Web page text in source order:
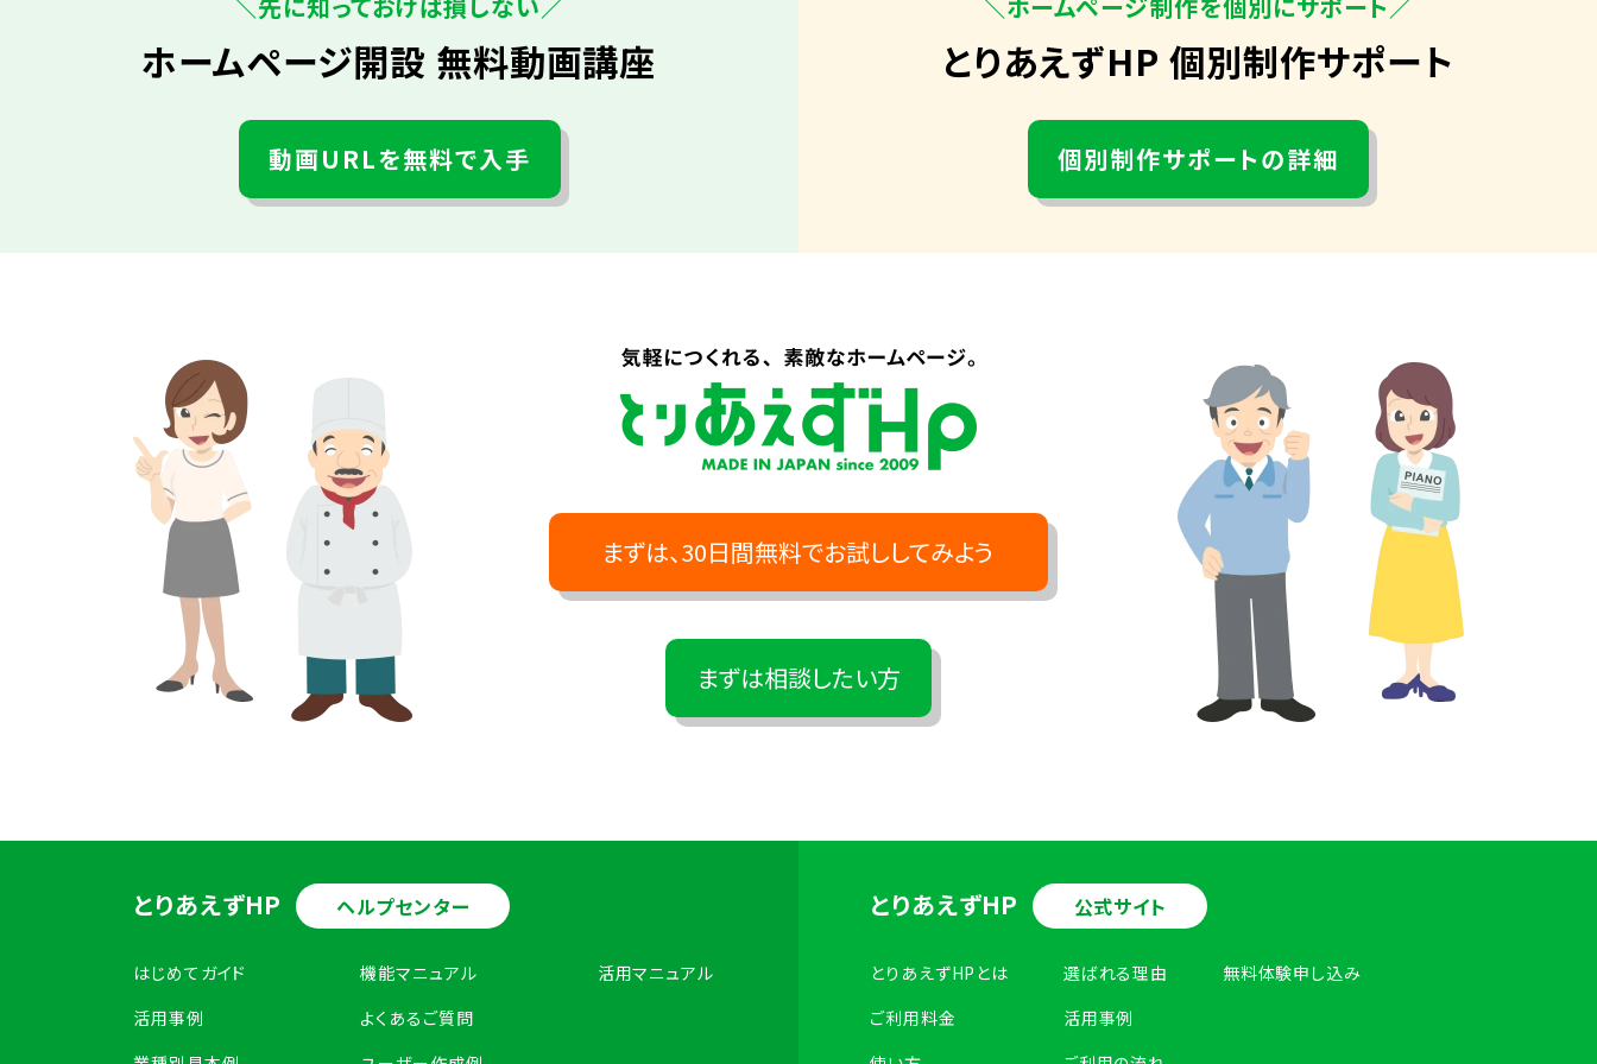
ホームページ開設 無料動画講座
動画URLを無料で入手
とりあえずHP 個別制作サポート
個別制作サポートの詳細
まずは、30日間無料でお試ししてみよう
まずは相談したい方
とりあえずHP 公式サイト
とりあえずHPとは
ご利用料金
選ばれる理由
活用事例
無料体験申し込み
とりあえずHP ヘルプセンター
はじめてガイド
活用事例
機能マニュアル
よくあるご質問
活用マニュアル